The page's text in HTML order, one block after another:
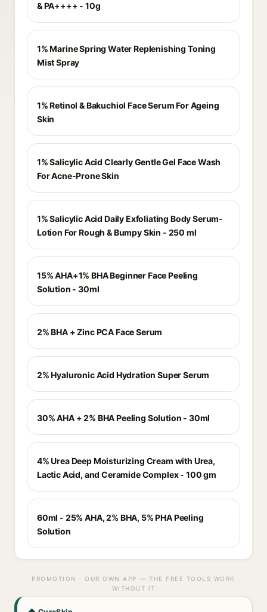
& PA++++ - 10g
1% Marine Spring Water Replenishing Toning
Mist Spray
1% Retinol & Bakuchiol Face Serum For Ageing
Skin
1% Salicylic Acid Clearly Gentle Gel Face Wash
For Acne-Prone Skin
1% Salicylic Acid Daily Exfoliating Body Serum-
Lotion For Rough & Bumpy Skin - 250 ml
15% AHA+1% BHA Beginner Face Peeling
Solution - 30ml
2% BHA + Zinc PCA Face Serum
2% Hyaluronic Acid Hydration Super Serum
30% AHA + 2% BHA Peeling Solution - 30ml
4% Urea Deep Moisturizing Cream with Urea,
Lactic Acid, and Ceramide Complex - 100 gm
60ml - 25% AHA, 2% BHA, 5% PHA Peeling
Solution
PROMOTION · OUR OWN APP — THE FREE TOOLS WORK
WITHOUT IT